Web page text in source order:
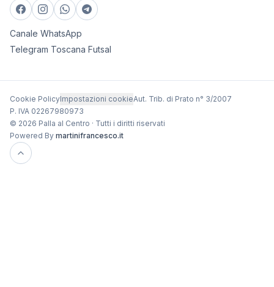
Canale WhatsApp
Telegram Toscana Futsal
Cookie PolicyImpostazioni cookieAut. Trib. di Prato n° 3/2007
P. IVA 02267980973
© 2026 Palla al Centro · Tutti i diritti riservati
Powered By martinifrancesco.it